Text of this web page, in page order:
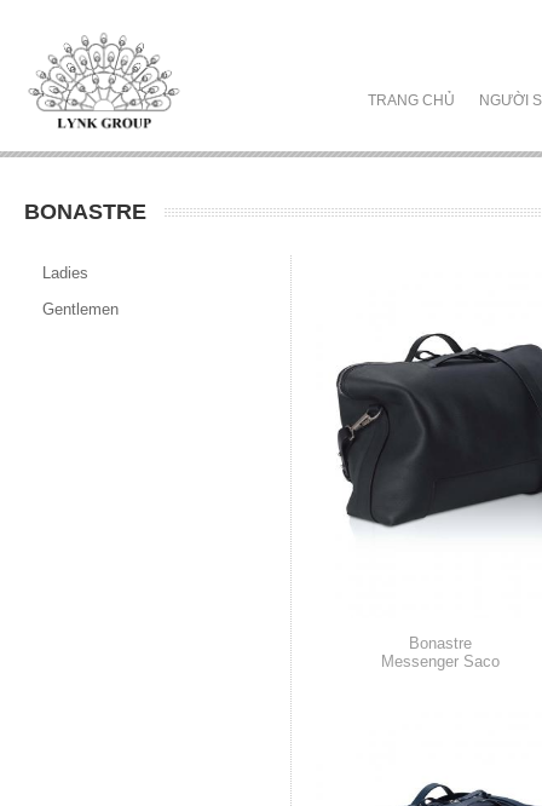
TRANG CHỦ NGƯỜI
BONASTRE
Ladies
Gentlemen
Bonastre
Messenger Saco